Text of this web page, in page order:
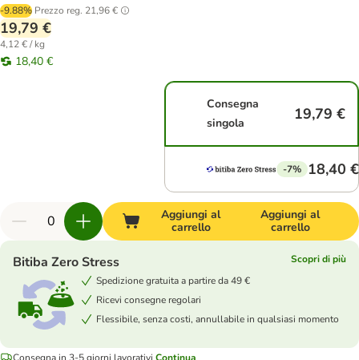
-9.88% Prezzo reg. 21,96 €
19,79 €
4,12 € / kg
18,40 €
Consegna
singola
19,79 €
-7% 18,40 €
Aggiungi al
carrello
Aggiungi al
carrello
Bitiba Zero Stress
Scopri di più
Spedizione gratuita a partire da 49 €
Ricevi consegne regolari
Flessibile, senza costi, annullabile in qualsiasi momento
Consegna in 3-5 giorni lavorativi Continua